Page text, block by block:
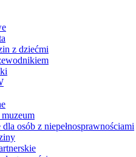
z dziećmi
osób z niepełnosprawnościami